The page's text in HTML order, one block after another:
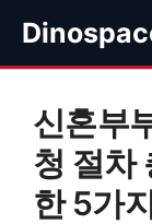
츠
신혼부
청 절차
한 5가